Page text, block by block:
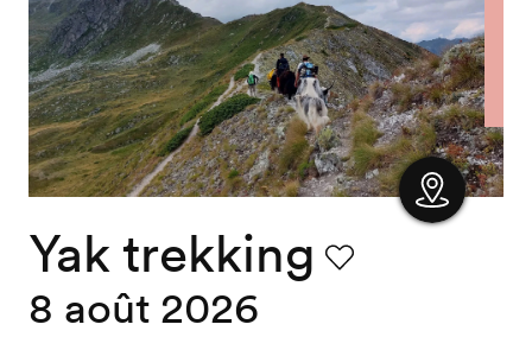
Yak trekking
8 août 2026